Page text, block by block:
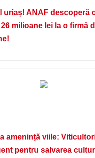
uriaș! ANAF descoperă
milioane lei la o firmă
amenință viile:
pentru salvarea